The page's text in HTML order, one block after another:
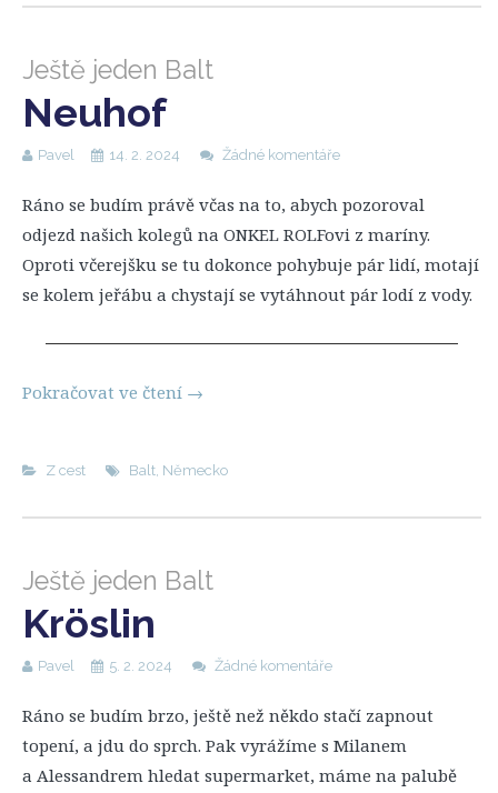
Ještě jeden Balt
Neuhof
Pavel 14. 2. 2024 Žádné komentáře
Ráno se budím právě včas na to, abych pozoroval
odjezd našich kolegů na ONKEL ROLFovi z maríny.
Oproti včerejšku se tu dokonce pohybuje pár lidí, motají
se kolem jeřábu a chystají se vytáhnout pár lodí z vody.
Pokračovat ve čtení →
Z cest Balt, Německo
Ještě jeden Balt
Kröslin
Pavel 5. 2. 2024 Žádné komentáře
Ráno se budím brzo, ještě než někdo stačí zapnout
topení, a jdu do sprch. Pak vyrážíme s Milanem
a Alessandrem hledat supermarket, máme na palubě